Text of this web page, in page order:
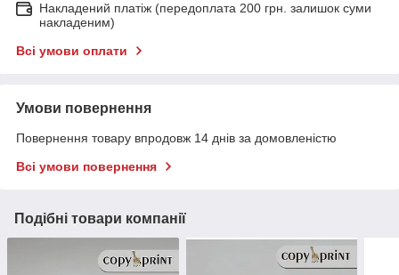
Накладений платіж (передоплата 200 грн. залишок суми
накладеним)
Всі умови оплати
Умови повернення
Повернення товару впродовж 14 днів за домовленістю
Всі умови повернення
Подібні товари компанії